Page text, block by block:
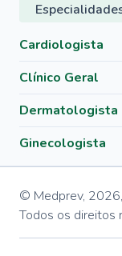
Cardiologista
Clínico Geral
Dermatologista
Ginecologista
© Medprev, 2026,
Todos os direitos